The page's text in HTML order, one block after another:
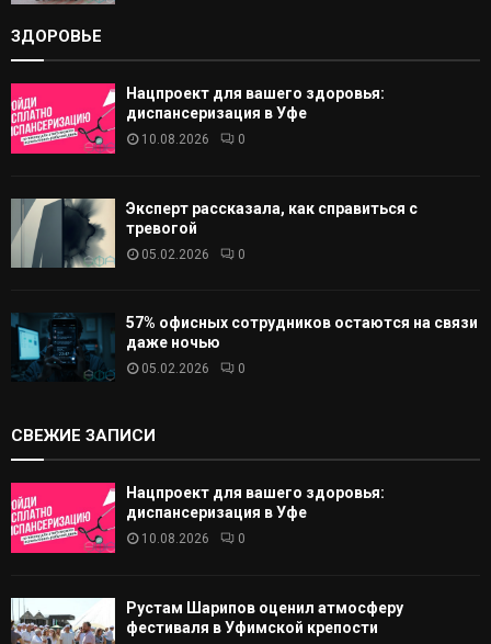
ЗДОРОВЬЕ
Нацпроект для вашего здоровья:
диспансеризация в Уфе
10.08.2026 0
Эксперт рассказала, как справиться с
тревогой
05.02.2026 0
57% офисных сотрудников остаются на связи
даже ночью
05.02.2026 0
СВЕЖИЕ ЗАПИСИ
Нацпроект для вашего здоровья:
диспансеризация в Уфе
10.08.2026 0
Рустам Шарипов оценил атмосферу
фестиваля в Уфимской крепости